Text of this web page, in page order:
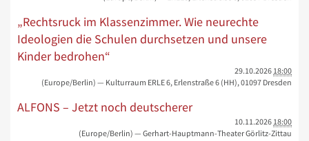
„Rechtsruck im Klassenzimmer. Wie neurechte
Ideologien die Schulen durchsetzen und unsere
Kinder bedrohen“
29.10.2026 18:00
(Europe/Berlin) — Kulturraum ERLE 6, Erlenstraße 6 (HH), 01097 Dresden
ALFONS – Jetzt noch deutscherer
10.11.2026 18:00
(Europe/Berlin) — Gerhart-Hauptmann-Theater Görlitz-Zittau